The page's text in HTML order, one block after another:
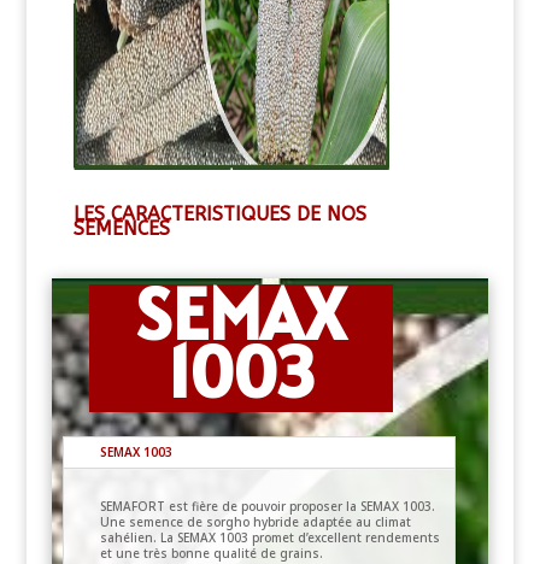
LES CARACTERISTIQUES DE NOS
SEMENCES
SEMAX
1003
SEMAX 1003
SEMAFORT est fière de pouvoir proposer la SEMAX 1003.
Une semence de sorgho hybride adaptée au climat
sahélien. La SEMAX 1003 promet d’excellent rendements
et une très bonne qualité de grains.